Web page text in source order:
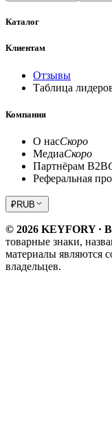
Каталог
Клиентам
Отзывы
Таблица
Компания
О насСкоро
МедиаСкоро
Партнёрам B2B
Реферальная
₽RUB
© 2026 KEYFORY ·
товарные знаки,
материалы являются
владельцев.